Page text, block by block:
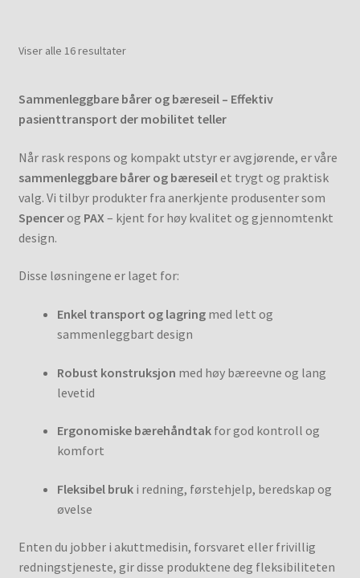
Viser alle 16 resultater
Sammenleggbare bårer og bæreseil – Effektiv
pasienttransport der mobilitet teller
Når rask respons og kompakt utstyr er avgjørende, er våre
sammenleggbare bårer og bæreseilet trygt og praktisk
valg. Vi tilbyr produkter fra anerkjente produsenter som
Spencerog PAX – kjent for høy kvalitet og gjennomtenkt
design.
Disse løsningene er laget for:
Enkel transport og lagringmed lett og
sammenleggbart design
Robust konstruksjon med høy bæreevne og lang
levetid
Ergonomiske bærehåndtakfor god kontroll og
komfort
Fleksibel bruki redning, førstehjelp, beredskap og
øvelse
Enten du jobber i akuttmedisin, forsvaret eller frivillig
redningstjeneste, gir disse produktene deg fleksibiliteten